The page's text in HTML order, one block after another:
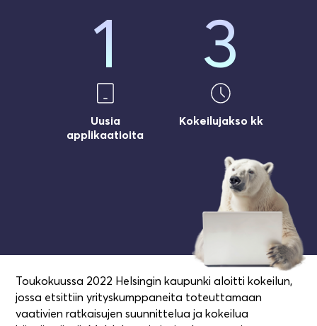
1
0,9
0,7
Uusia
applikaatioita
3
2
1
0
Kokeilujakso kk
Toukokuussa 2022 Helsingin kaupunki aloitti kokeilun,
jossa etsittiin yrityskumppaneita toteuttamaan
vaativien ratkaisujen suunnittelua ja kokeilua